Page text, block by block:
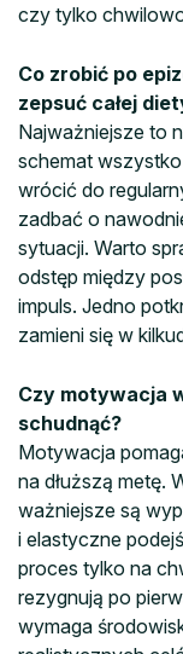
czy tylko
Co zrobić po
zepsuć całej
Najważniejsze to
schemat
wrócić do
zadbać o
sytuacji. Warto
odstęp między
impuls. Jedno
zamieni się w
Czy motywacja
schudnąć?
Motywacja
na dłuższą metę.
ważniejsze są
i elastyczne
proces tylko na
rezygnują po
wymaga